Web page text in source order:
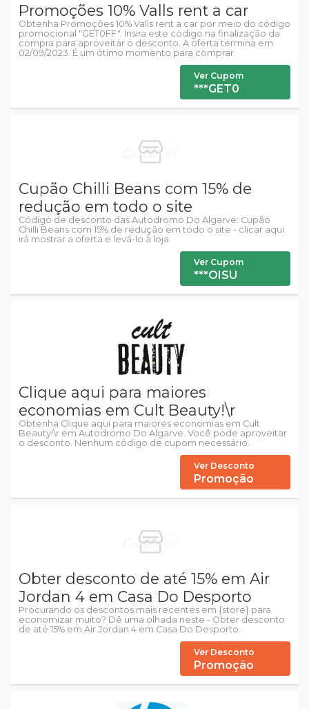
Promoções 10% Valls rent a car
Obtenha Promoções 10% Valls rent a car por meio do código
promocional "GET0FF". Insira este código na finalização da
compra para aproveitar o desconto. A oferta termina em
02/09/2023. É um ótimo momento para comprar.
Ver Cupom
***GET0
Cupão Chilli Beans com 15% de
redução em todo o site
Código de desconto das Autodromo Do Algarve: Cupão
Chilli Beans com 15% de redução em todo o site - clicar aqui
irá mostrar a oferta e levá-lo à loja.
Ver Cupom
***OISU
Clique aqui para maiores
economias em Cult Beauty!\r
Obtenha Clique aqui para maiores economias em Cult
Beauty!\r em Autodromo Do Algarve. Você pode aproveitar
o desconto. Nenhum código de cupom necessário.
Ver Desconto
Promoção
Obter desconto de até 15% em Air
Jordan 4 em Casa Do Desporto
Procurando os descontos mais recentes em {store} para
economizar muito? Dê uma olhada neste - Obter desconto
de até 15% em Air Jordan 4 em Casa Do Desporto.
Ver Desconto
Promoção